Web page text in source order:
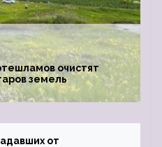
очистят
земель
от